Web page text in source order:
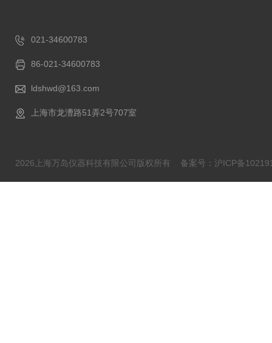
021-34600783
86-021-34600783
ldshwd@163.com
上海市龙漕路51弄2号707室
2026上海万岛仪器科技有限公司版权所有 备案号：沪ICP备